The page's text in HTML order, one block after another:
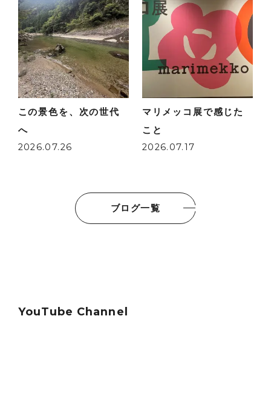
この景色を、次の世代
へ
2026.07.26
マリメッコ展で感じた
こと
2026.07.17
ブログ一覧
YouTube Channel